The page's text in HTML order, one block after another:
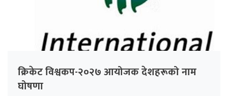
क्रिकेट विश्वकप-२०२७ आयोजक देशहरूको नाम
घोषणा